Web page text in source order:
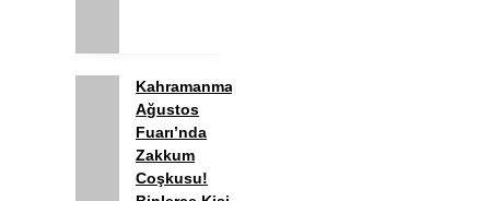
Kahramanmaraş
Ağustos
Fuarı’nda
Zakkum
Coşkusu!